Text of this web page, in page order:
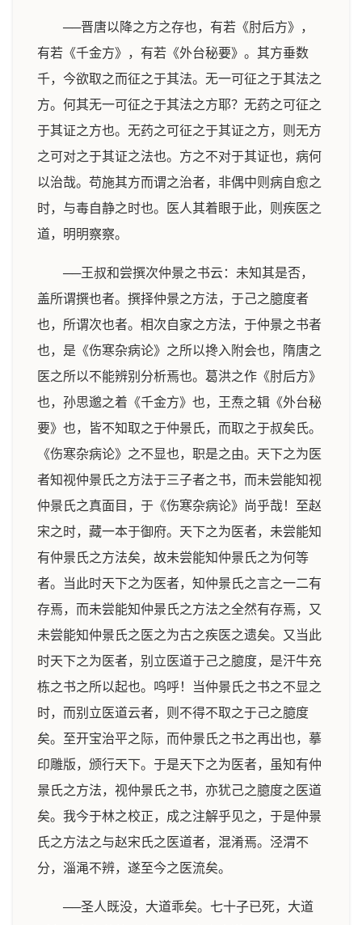
──晋唐以降之方之存也，有若《肘后方》，
有若《千金方》，有若《外台秘要》。其方垂数
千，今欲取之而征之于其法。无一可征之于其法之
方。何其无一可征之于其法之方耶？无药之可征之
于其证之方也。无药之可征之于其证之方，则无方
之可对之于其证之法也。方之不对于其证也，病何
以治哉。苟施其方而谓之治者，非偶中则病自愈之
时，与毒自静之时也。医人其着眼于此，则疾医之
道，明明察察。
──王叔和尝撰次仲景之书云：未知其是否，
盖所谓撰也者。撰择仲景之方法，于己之臆度者
也，所谓次也者。相次自家之方法，于仲景之书者
也，是《伤寒杂病论》之所以搀入附会也，隋唐之
医之所以不能辨别分析焉也。葛洪之作《肘后方》
也，孙思邈之着《千金方》也，王焘之辑《外台秘
要》也，皆不知取之于仲景氏，而取之于叔矣氏。
《伤寒杂病论》之不显也，职是之由。天下之为医
者知视仲景氏之方法于三子者之书，而未尝能知视
仲景氏之真面目，于《伤寒杂病论》尚乎哉！至赵
宋之时，藏一本于御府。天下之为医者，未尝能知
有仲景氏之方法矣，故未尝能知仲景氏之为何等
者。当此时天下之为医者，知仲景氏之言之一二有
存焉，而未尝能知仲景氏之方法之全然有存焉，又
未尝能知仲景氏之医之为古之疾医之遗矣。又当此
时天下之为医者，别立医道于己之臆度，是汗牛充
栋之书之所以起也。呜呼！当仲景氏之书之不显之
时，而别立医道云者，则不得不取之于己之臆度
矣。至开宝治平之际，而仲景氏之书之再出也，摹
印雕版，颁行天下。于是天下之为医者，虽知有仲
景氏之方法，视仲景氏之书，亦犹己之臆度之医道
矣。我今于林之校正，成之注解乎见之，于是仲景
氏之方法之与赵宋氏之医道者，混淆焉。泾渭不
分，淄渑不辨，遂至今之医流矣。
──圣人既没，大道乖矣。七十子已死，大道